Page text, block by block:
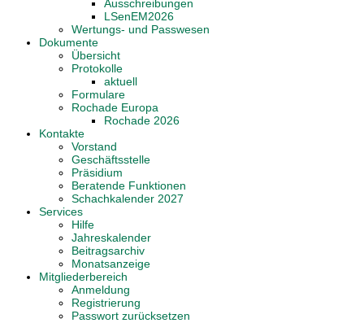
Ausschreibungen
LSenEM2026
Wertungs- und Passwesen
Dokumente
Übersicht
Protokolle
aktuell
Formulare
Rochade Europa
Rochade 2026
Kontakte
Vorstand
Geschäftsstelle
Präsidium
Beratende Funktionen
Schachkalender 2027
Services
Hilfe
Jahreskalender
Beitragsarchiv
Monatsanzeige
Mitgliederbereich
Anmeldung
Registrierung
Passwort zurücksetzen